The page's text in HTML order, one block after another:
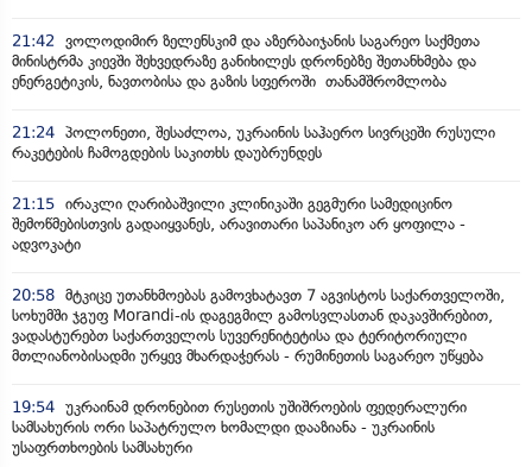
21:42 ვოლოდიმირ ზელენსკიმ და აზერბაიჯანის საგარეო საქმეთა
მინისტრმა კიევში შეხვედრაზე განიხილეს დრონებზე შეთანხმება და
ენერგეტიკის, ნავთობისა და გაზის სფეროში თანამშრომლობა
21:24 პოლონეთი, შესაძლოა, უკრაინის საჰაერო სივრცეში რუსული
რაკეტების ჩამოგდების საკითხს დაუბრუნდეს
21:15 ირაკლი ღარიბაშვილი კლინიკაში გეგმური სამედიცინო
შემოწმებისთვის გადაიყვანეს, არავითარი საპანიკო არ ყოფილა -
ადვოკატი
20:58 მტკიცე უთანხმოებას გამოვხატავთ 7 აგვისტოს საქართველოში,
სოხუმში ჯგუფ Morandi-ის დაგეგმილ გამოსვლასთან დაკავშირებით,
ვადასტურებთ საქართველოს სუვერენიტეტისა და ტერიტორიული
მთლიანობისადმი ურყევ მხარდაჭერას - რუმინეთის საგარეო უწყება
19:54 უკრაინამ დრონებით რუსეთის უშიშროების ფედერალური
სამსახურის ორი საპატრულო ხომალდი დააზიანა - უკრაინის
უსაფრთხოების სამსახური